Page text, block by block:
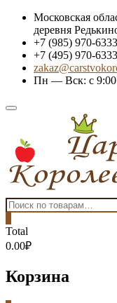
Skip
content
Московская
деревня
+7 (985) 970-
+7 (495) 970-6333
Пн — Вск: с 9:00
Topbar
Искать:
Total
0.00₽
Корзина